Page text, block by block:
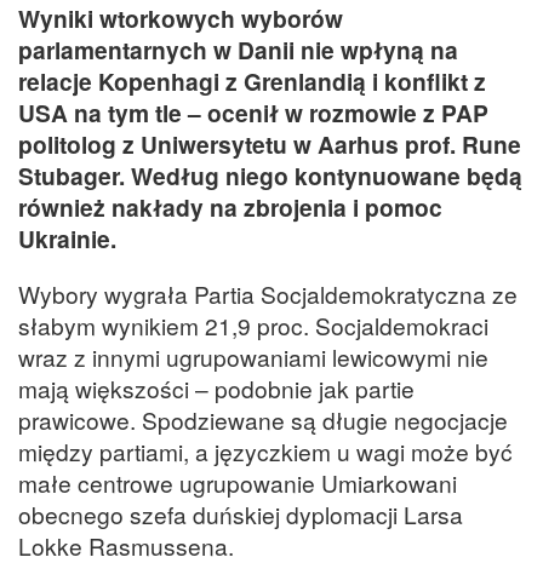
Wyniki wtorkowych wyborów
parlamentarnych w Danii nie wpłyną na
relacje Kopenhagi z Grenlandią i konflikt z
USA na tym tle – ocenił w rozmowie z PAP
politolog z Uniwersytetu w Aarhus prof. Rune
Stubager. Według niego kontynuowane będą
również nakłady na zbrojenia i pomoc
Ukrainie.
Wybory wygrała Partia Socjaldemokratyczna ze
słabym wynikiem 21,9 proc. Socjaldemokraci
wraz z innymi ugrupowaniami lewicowymi nie
mają większości – podobnie jak partie
prawicowe. Spodziewane są długie negocjacje
między partiami, a języczkiem u wagi może być
małe centrowe ugrupowanie Umiarkowani
obecnego szefa duńskiej dyplomacji Larsa
Lokke Rasmussena.